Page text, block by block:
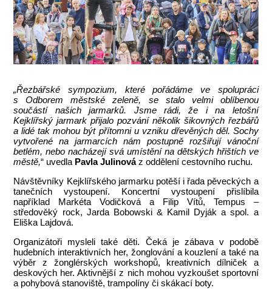
„Řezbářské sympozium, které pořádáme ve spolupráci
s Odborem městské zeleně, se stalo velmi oblíbenou
součástí našich jarmarků. Jsme rádi, že i na letošní
Kejklířský jarmark přijalo pozvání několik šikovných řezbářů
a lidé tak mohou být přítomni u vzniku dřevěných děl. Sochy
vytvořené na jarmarcích nám postupně rozšiřují vánoční
betlém, nebo nacházejí svá umístění na dětských hřištích ve
městě,“ uvedla Pavla Julinováz oddělení cestovního ruchu.
Návštěvníky Kejklířského jarmarku potěší i řada pěveckých a
tanečních vystoupení. Koncertní vystoupení přislíbila
například Markéta Vodičková a Filip Vítů, Tempus –
středověký rock, Jarda Bobowski & Kamil Dyják a spol. a
Eliška Lajdová.
Organizátoři mysleli také děti. Čeká je zábava v podobě
hudebních interaktivních her, žonglování a kouzlení a také na
výběr z žonglérských workshopů, kreativních dílniček a
deskových her. Aktivnější z nich mohou vyzkoušet sportovní
a pohybová stanoviště, trampolíny či skákací boty.